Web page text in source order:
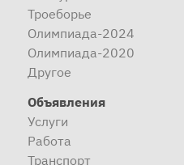
Троеборье
Олимпиада-2024
Олимпиада-2020
Другое
Объявления
Услуги
Работа
Транспорт